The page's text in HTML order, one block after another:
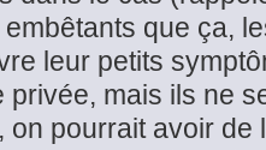
que ça,
leur petits
privée, mais ils ne
on pourrait avoir de